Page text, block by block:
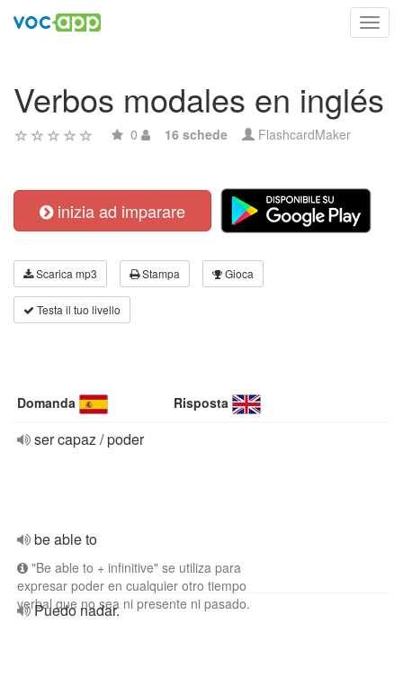
Verbos modales en inglés
0 16 schede FlashcardMaker
inizia ad imparare
Scarica mp3 Stampa Gioca
Testa il tuo livello
Domanda Risposta
ser capaz / poder
be able to
"Be able to + infinitive" se utiliza para
expresar poder en cualquier otro tiempo
verbal que no sea ni presente ni pasado.
Puedo nadar.